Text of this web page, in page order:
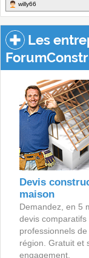
willy66
Les
Devis
maison
Demandez, en 5
devis comparatifs
professionnels de
région. Gratuit et
engagement.